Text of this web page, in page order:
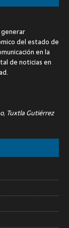
del estado de
en la
de noticias en
Tuxtla Gutiérrez